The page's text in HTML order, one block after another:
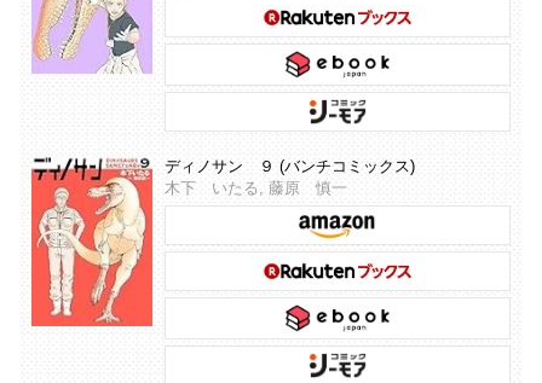
ディノサン ９ (バンチコミックス)
木下 いたる, 藤原 慎一